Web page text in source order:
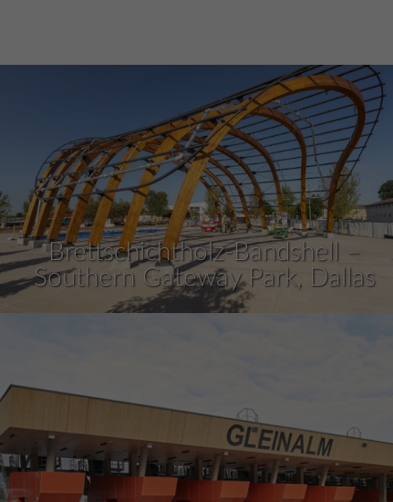
Brettschichtholz-Bandshell –
Southern Gateway Park, Dallas